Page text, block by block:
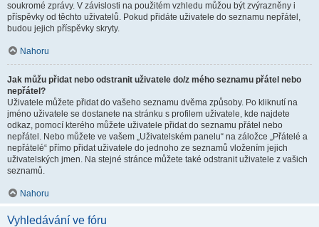
soukromé zprávy. V závislosti na použitém vzhledu můžou být zvýrazněny i
příspěvky od těchto uživatelů. Pokud přidáte uživatele do seznamu nepřátel,
budou jejich příspěvky skryty.
Nahoru
Jak můžu přidat nebo odstranit uživatele do/z mého seznamu přátel nebo
nepřátel?
Uživatele můžete přidat do vašeho seznamu dvěma způsoby. Po kliknutí na
jméno uživatele se dostanete na stránku s profilem uživatele, kde najdete
odkaz, pomocí kterého můžete uživatele přidat do seznamu přátel nebo
nepřátel. Nebo můžete ve vašem „Uživatelském panelu“ na záložce „Přátelé a
nepřátelé“ přímo přidat uživatele do jednoho ze seznamů vložením jejich
uživatelských jmen. Na stejné stránce můžete také odstranit uživatele z vašich
seznamů.
Nahoru
Vyhledávání ve fóru